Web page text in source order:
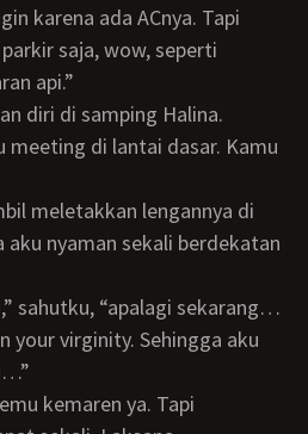
karena ada ACnya. Tapi
saja, wow, seperti
api.”
meeting di lantai dasar. Kamu
aku nyaman sekali berdekatan
your virginity. Sehingga aku